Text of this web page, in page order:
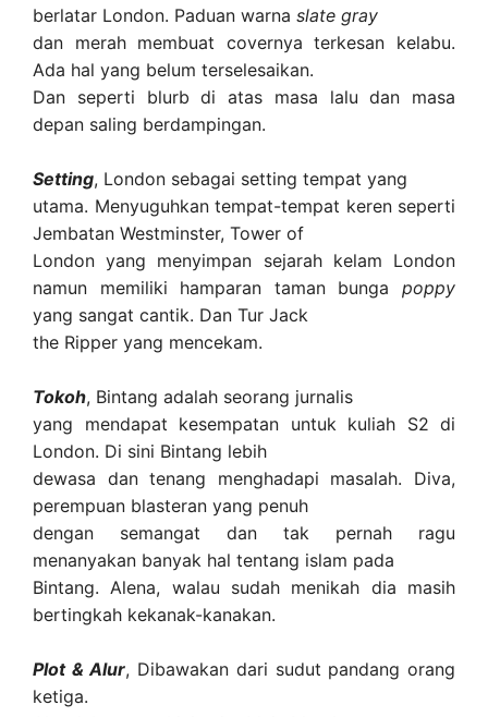
berlatar London. Paduan warna slate gray
dan merah membuat covernya terkesan kelabu.
Ada hal yang belum terselesaikan.
Dan seperti blurb di atas masa lalu dan masa
depan saling berdampingan.
Setting, London sebagai setting tempat yang
utama. Menyuguhkan tempat-tempat keren seperti
Jembatan Westminster, Tower of
London yang menyimpan sejarah kelam London
namun memiliki hamparan taman bunga poppy
yang sangat cantik. Dan Tur Jack
the Ripper yang mencekam.
Tokoh, Bintang adalah seorang jurnalis
yang mendapat kesempatan untuk kuliah S2 di
London. Di sini Bintang lebih
dewasa dan tenang menghadapi masalah. Diva,
perempuan blasteran yang penuh
dengan semangat dan tak pernah ragu
menanyakan banyak hal tentang islam pada
Bintang. Alena, walau sudah menikah dia masih
bertingkah kekanak-kanakan.
Plot & Alur, Dibawakan dari sudut pandang orang
ketiga.